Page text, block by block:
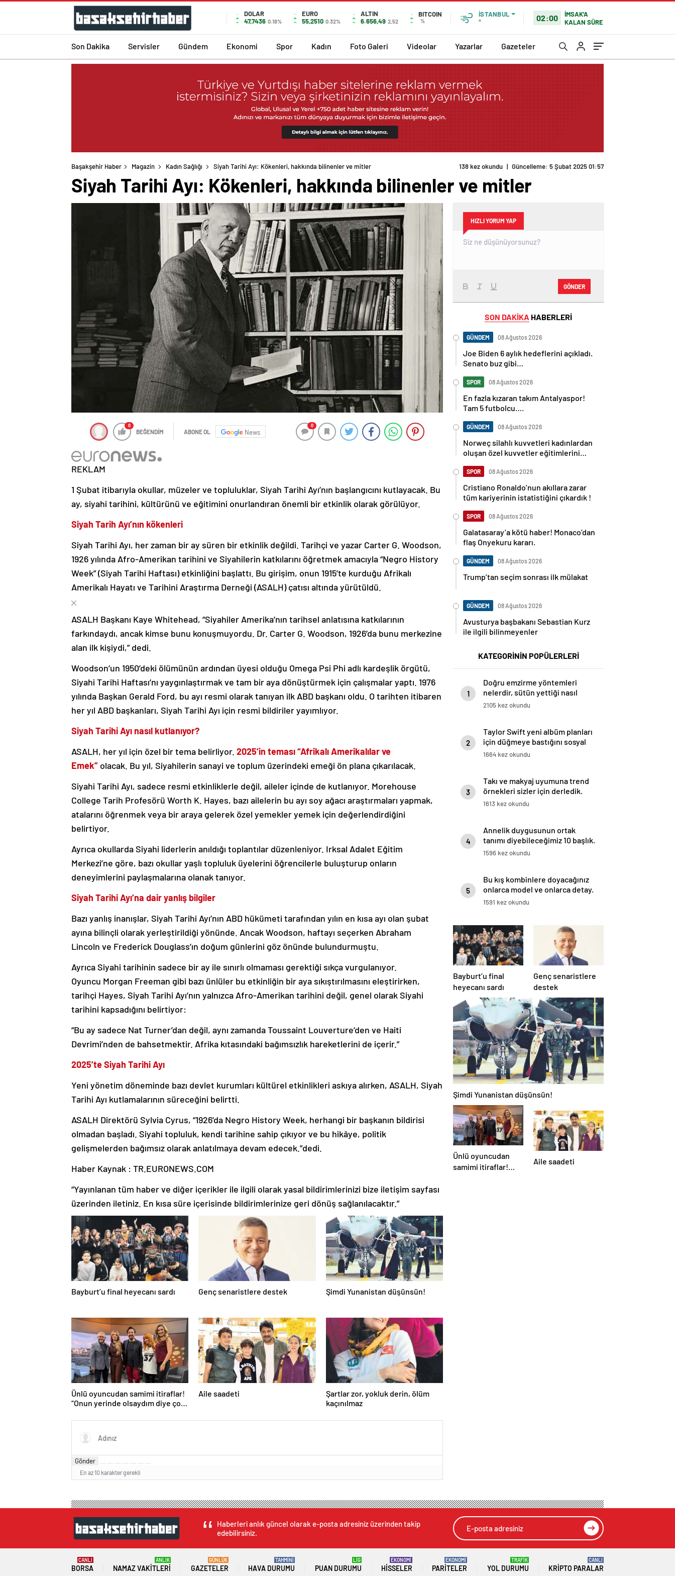
DOLAR
47,7436 0.18%
EURO
55,2510 0.32%
ALTIN
6.656,49 2,52
BITCOIN
%
İSTANBUL
°
02:00
İMSAK'A
KALAN SÜRE
Son Dakika Servisler Gündem Ekonomi Spor Kadın Foto Galeri Videolar Yazarlar Gazeteler
Başakşehir Haber Magazin Kadın Sağlığı Siyah Tarihi Ayı: Kökenleri, hakkında bilinenler ve mitler 138 kez okundu | Güncelleme: 5 Şubat 2025 01:57
Siyah Tarihi Ayı: Kökenleri, hakkında bilinenler ve mitler
0
BEĞENDİM ABONE OL News
0
REKLAM
1 Şubat itibarıyla okullar, müzeler ve topluluklar, Siyah Tarihi Ayı’nın başlangıcını kutlayacak. Bu
ay, siyahi tarihini, kültürünü ve eğitimini onurlandıran önemli bir etkinlik olarak görülüyor.
Siyah Tarih Ayı’nın kökenleri
Siyah Tarihi Ayı, her zaman bir ay süren bir etkinlik değildi. Tarihçi ve yazar Carter G. Woodson,
1926 yılında Afro-Amerikan tarihini ve Siyahilerin katkılarını öğretmek amacıyla “Negro History
Week” (Siyah Tarihi Haftası) etkinliğini başlattı. Bu girişim, onun 1915’te kurduğu Afrikalı
Amerikalı Hayatı ve Tarihini Araştırma Derneği (ASALH) çatısı altında yürütüldü.
ASALH Başkanı Kaye Whitehead, “Siyahiler Amerika’nın tarihsel anlatısına katkılarının
farkındaydı, ancak kimse bunu konuşmuyordu. Dr. Carter G. Woodson, 1926’da bunu merkezine
alan ilk kişiydi,” dedi.
Woodson’un 1950’deki ölümünün ardından üyesi olduğu Omega Psi Phi adlı kardeşlik örgütü,
Siyahi Tarihi Haftası’nı yaygınlaştırmak ve tam bir aya dönüştürmek için çalışmalar yaptı. 1976
yılında Başkan Gerald Ford, bu ayı resmi olarak tanıyan ilk ABD başkanı oldu. O tarihten itibaren
her yıl ABD başkanları, Siyah Tarihi Ayı için resmi bildiriler yayımlıyor.
Siyah Tarihi Ayı nasıl kutlanıyor?
ASALH, her yıl için özel bir tema belirliyor. 2025’in teması “Afrikalı Amerikalılar ve
Emek” olacak. Bu yıl, Siyahilerin sanayi ve toplum üzerindeki emeği ön plana çıkarılacak.
Siyahi Tarihi Ayı, sadece resmi etkinliklerle değil, aileler içinde de kutlanıyor. Morehouse
College Tarih Profesörü Worth K. Hayes, bazı ailelerin bu ayı soy ağacı araştırmaları yapmak,
atalarını öğrenmek veya bir araya gelerek özel yemekler yemek için değerlendirdiğini
belirtiyor.
Ayrıca okullarda Siyahi liderlerin anıldığı toplantılar düzenleniyor. Irksal Adalet Eğitim
Merkezi’ne göre, bazı okullar yaşlı topluluk üyelerini öğrencilerle buluşturup onların
deneyimlerini paylaşmalarına olanak tanıyor.
Siyah Tarihi Ayı’na dair yanlış bilgiler
Bazı yanlış inanışlar, Siyah Tarihi Ayı’nın ABD hükümeti tarafından yılın en kısa ayı olan şubat
ayına bilinçli olarak yerleştirildiği yönünde. Ancak Woodson, haftayı seçerken Abraham
Lincoln ve Frederick Douglass’ın doğum günlerini göz önünde bulundurmuştu.
Ayrıca Siyahi tarihinin sadece bir ay ile sınırlı olmaması gerektiği sıkça vurgulanıyor.
Oyuncu Morgan Freeman gibi bazı ünlüler bu etkinliğin bir aya sıkıştırılmasını eleştirirken,
tarihçi Hayes, Siyah Tarihi Ayı’nın yalnızca Afro-Amerikan tarihini değil, genel olarak Siyahi
tarihini kapsadığını belirtiyor:
“Bu ay sadece Nat Turner’dan değil, aynı zamanda Toussaint Louverture’den ve Haiti
Devrimi’nden de bahsetmektir. Afrika kıtasındaki bağımsızlık hareketlerini de içerir.”
2025’te Siyah Tarihi Ayı
Yeni yönetim döneminde bazı devlet kurumları kültürel etkinlikleri askıya alırken, ASALH, Siyah
Tarihi Ayı kutlamalarının süreceğini belirtti.
ASALH Direktörü Sylvia Cyrus, “1926’da Negro History Week, herhangi bir başkanın bildirisi
olmadan başladı. Siyahi topluluk, kendi tarihine sahip çıkıyor ve bu hikâye, politik
gelişmelerden bağımsız olarak anlatılmaya devam edecek.”dedi.
Haber Kaynak : TR.EURONEWS.COM
“Yayınlanan tüm haber ve diğer içerikler ile ilgili olarak yasal bildirimlerinizi bize iletişim sayfası
üzerinden iletiniz. En kısa süre içerisinde bildirimlerinize geri dönüş sağlanılacaktır.”
Bayburt’u final heyecanı sardı Genç senaristlere destek Şimdi Yunanistan düşünsün!
Ünlü oyuncudan samimi itiraflar!
“Onun yerinde olsaydım diye çok
Aile saadeti
Şartlar zor, yokluk derin, ölüm
kaçınılmaz
Gönder
En az 10 karakter gerekli
HIZLI YORUM YAP
GÖNDER
SON DAKİKA HABERLERİ
GÜNDEM 08 Ağustos 2026
Joe Biden 6 aylık hedeflerini açıkladı.
Senato buz gibi…
SPOR 08 Ağustos 2026
En fazla kızaran takım Antalyaspor!
Tam 5 futbolcu….
GÜNDEM 08 Ağustos 2026
Norweç silahlı kuvvetleri kadınlardan
oluşan özel kuvvetler eğitimlerini
SPOR 08 Ağustos 2026
Cristiano Ronaldo’nun akıllara zarar
tüm kariyerinin istatistiğini çıkardık !
SPOR 08 Ağustos 2026
Galatasaray’a kötü haber! Monaco’dan
flaş Onyekuru kararı.
GÜNDEM 08 Ağustos 2026
Trump’tan seçim sonrası ilk mülakat
GÜNDEM 08 Ağustos 2026
Avusturya başbakanı Sebastian Kurz
ile ilgili bilinmeyenler
KATEGORİNİN POPÜLERLERİ
1
Doğru emzirme yöntemleri
nelerdir, sütün yettiği nasıl
anlaşılır?
2105 kez okundu
2
Taylor Swift yeni albüm planları
için düğmeye bastığını sosyal
medyadan duyurdu!
1664 kez okundu
3
Takı ve makyaj uyumuna trend
örnekleri sizler için derledik.
1613 kez okundu
4
Annelik duygusunun ortak
tanımı diyebileceğimiz 10 başlık.
1596 kez okundu
5
Bu kış kombinlere doyacağınız
onlarca model ve onlarca detay.
1591 kez okundu
Bayburt’u final
heyecanı sardı
Genç senaristlere
destek
Şimdi Yunanistan düşünsün!
Ünlü oyuncudan
samimi itiraflar!
Aile saadeti
Haberleri anlık güncel olarak e-posta adresiniz üzerinden takip
edebilirsiniz.
BORSA
CANLI
NAMAZ VAKITLERI
ANLIK
GAZETELER
GÜNLÜK
HAVA DURUMU
TAHMİNİ
PUAN DURUMU
LİG
HISSELER
EKONOMİ
PARITELER
EKONOMİ
YOL DURUMU
TRAFİK
KRIPTO PARALAR
CANLI